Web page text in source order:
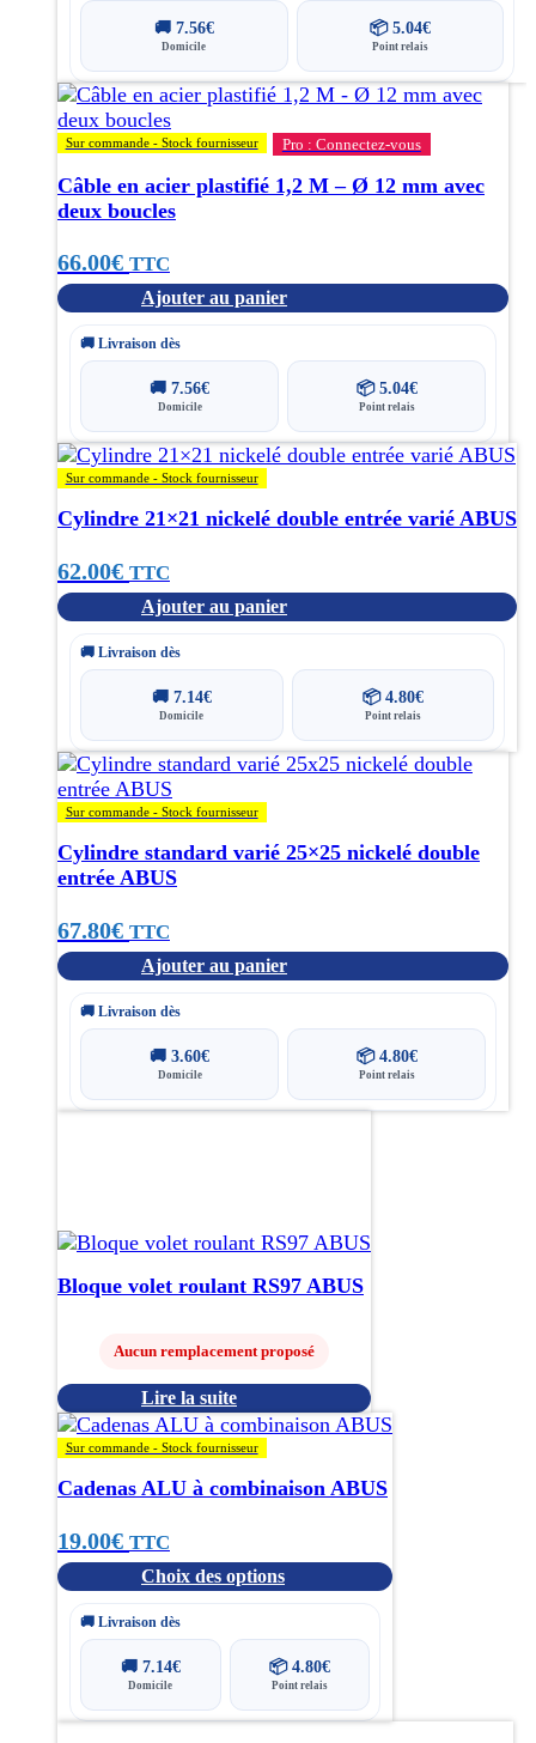
🚚 7.56€
Domicile
📦 5.04€
Point relais
Sur commande - Stock fournisseur Pro : Connectez-vous
Câble en acier plastifié 1,2 M – Ø 12 mm avec
deux boucles
66.00€ TTC
Ajouter au panier
🚚 Livraison dès
🚚7.56€
Domicile
📦 5.04€
Point relais
Sur commande - Stock fournisseur
Cylindre 21×21 nickelé double entrée varié ABUS
62.00€ TTC
Ajouter au panier
🚚 Livraison dès
🚚 7.14€
Domicile
📦 4.80€
Point relais
Sur commande - Stock fournisseur
Cylindre standard varié 25×25 nickelé double
entrée ABUS
67.80€ TTC
Ajouter au panier
🚚 Livraison dès
🚚3.60€
Domicile
📦 4.80€
Point relais
Bloque volet roulant RS97 ABUS
Aucun remplacement proposé
Lire la suite
Sur commande - Stock fournisseur
Cadenas ALU à combinaison ABUS
19.00€ TTC
Choix des options
Ce
produit
plusieurs
Les
options
être
choisies
page
🚚 Livraison dès
🚚 7.14€
Domicile
📦 4.80€
Point relais